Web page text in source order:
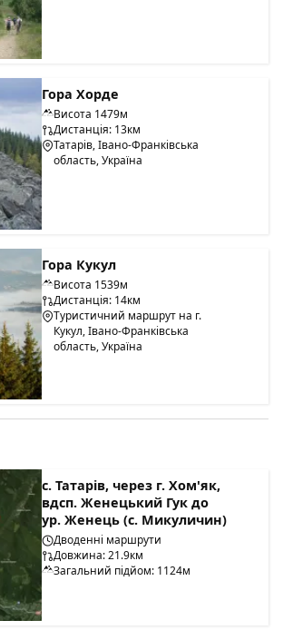
Гора Хорде
Висота 1479м
Дистанція: 13км
Татарів, Івано-Франківська
область, Україна
Гора Кукул
Висота 1539м
Дистанція: 14км
Туристичний маршрут на г.
Кукул, Івано-Франківська
область, Україна
с. Татарів, через г. Хом'як,
вдсп. Женецький Гук до
ур. Женець (с. Микуличин)
Дводенні маршрути
Довжина: 21.9км
Загальний підйом: 1124м